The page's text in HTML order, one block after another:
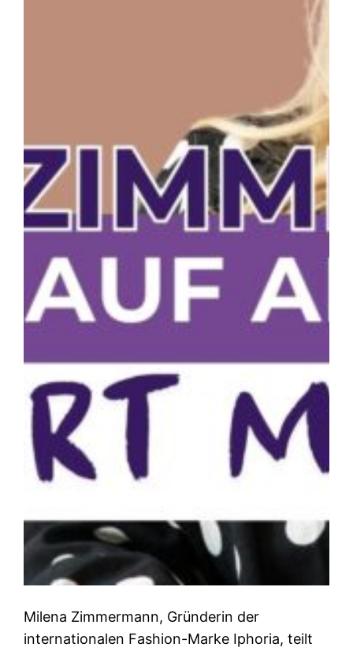
Milena Zimmermann, Gründerin der
internationalen Fashion-Marke Iphoria, teilt